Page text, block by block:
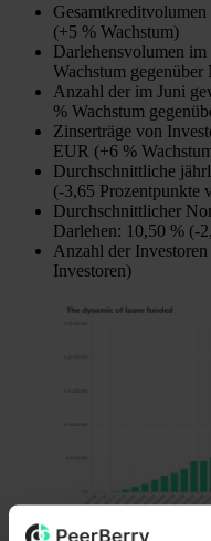
(+5 % Wachstum)
Darlehensvolumen
Wachstum gegenüber
Anzahl der im Juni
% Wachstum
Zinserträge von
EUR (+6 %
Durchschnittliche
(-3,65 Prozentpunkte
Durchschnittlicher
Darlehen: 10,50 % (-
Anzahl der
Investoren)
Der Juni brachte neue